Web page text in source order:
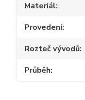
Materiál
Provedení
Rozteč vývodů
Průběh